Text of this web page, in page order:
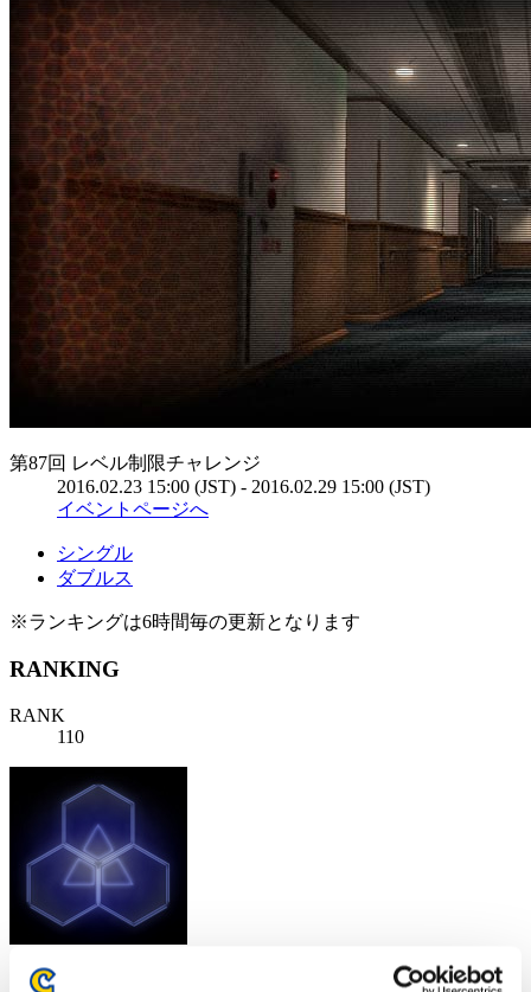
第87回 レベル制限チャレンジ
2016.02.23 15:00 (JST) - 2016.02.29 15:00 (JST)
イベントページへ
シングル
ダブルス
※ランキングは6時間毎の更新となります
RANKING
RANK
110
スコア: -